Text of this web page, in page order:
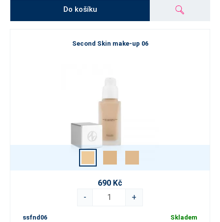
Do košíku
Second Skin make-up 06
690 Kč
-
+
ssfnd06 Skladem